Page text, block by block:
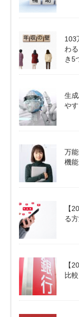
103
わ
き5
生
や
万
機
【
る
【
比